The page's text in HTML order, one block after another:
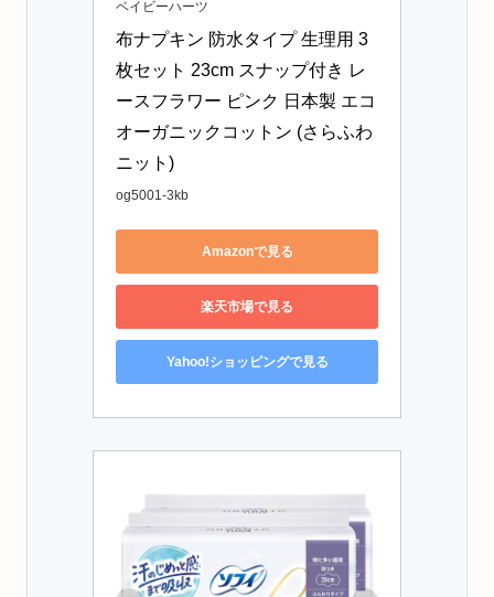
ベイビーハーツ
布ナプキン 防水タイプ 生理用 3
枚セット 23cm スナップ付き レ
ースフラワー ピンク 日本製 エコ
オーガニックコットン (さらふわ
ニット)
og5001-3kb
Amazonで見る
楽天市場で見る
Yahoo!ショッピングで見る